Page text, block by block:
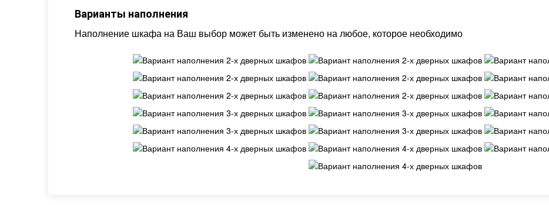
Варианты наполнения
Наполнение шкафа на Ваш выбор может быть изменено на любое, которое необходимо